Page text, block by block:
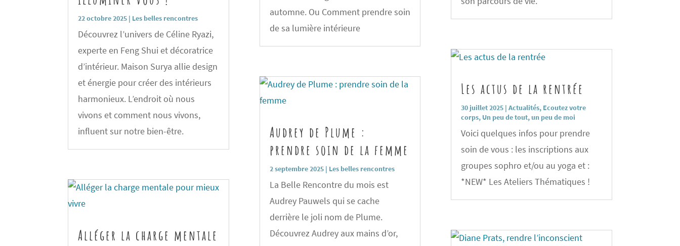
22 octobre 2025 | Les belles rencontres
Découvrez l’univers de Céline Ryazi,
experte en Feng Shui et décoratrice
d’intérieur. Maison Surya allie design
et énergie pour créer des intérieurs
harmonieux. L’endroit où nous
vivons et comment nous vivons,
influent sur notre bien-être.
Alléger la charge mentale
automne. Ou Comment prendre soin
de sa lumière intérieure
Audrey de Plume :
prendre soin de la femme
2 septembre 2025| Les belles rencontres
La Belle Rencontre du mois est
Audrey Pauwels qui se cache
derrière le joli nom de Plume.
Découvrez Audrey aux mains d’or,
Les actus de la rentrée
30 juillet 2025| Actualités, Ecoutez votre
corps, Un peu de tout, un peu de moi
Voici quelques infos pour prendre
soin de vous : les inscriptions aux
groupes sophro et/ou au yoga et :
*NEW* Les Ateliers Thématiques !